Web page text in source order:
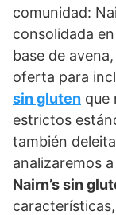
comunidad:
consolidada
base de
oferta para
sin gluten que
estrictos
también
analizaremos
Nairn’s sin